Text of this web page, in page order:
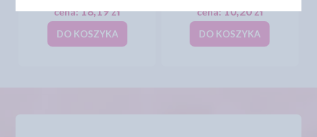
cena:18,19 zł
DO KOSZYKA
cena:10,20 zł
DO KOSZYKA